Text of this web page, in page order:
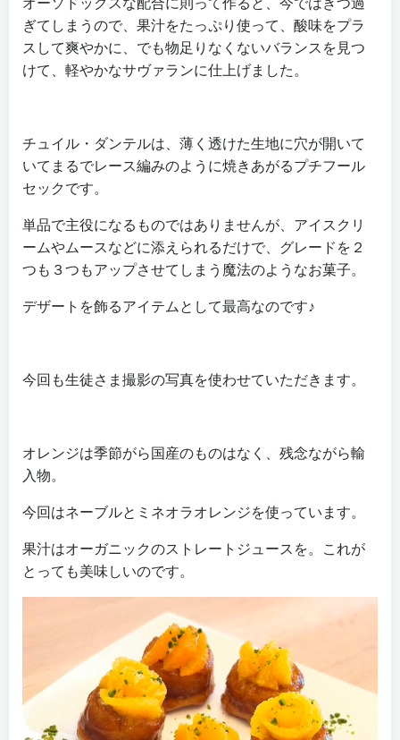
ぎてしまうので、果汁をたっぷり使って、酸味をプラ
スして爽やかに、でも物足りなくないバランスを見つ
けて、軽やかなサヴァランに仕上げました。
チュイル・ダンテルは、薄く透けた生地に穴が開いて
いてまるでレース編みのように焼きあがるプチフール
セックです。
単品で主役になるものではありませんが、アイスクリ
ームやムースなどに添えられるだけで、グレードを２
つも３つもアップさせてしまう魔法のようなお菓子。
デザートを飾るアイテムとして最高なのです♪
今回も生徒さま撮影の写真を使わせていただきます。
オレンジは季節がら国産のものはなく、残念ながら輸
入物。
今回はネーブルとミネオラオレンジを使っています。
果汁はオーガニックのストレートジュースを。これが
とっても美味しいのです。